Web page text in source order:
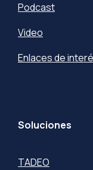
Podcast
Video
Enlaces de
Soluciones
TADEO